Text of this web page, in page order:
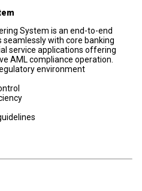
System is an end-to-end
with core banking
service applications offering
AML compliance operation.
environment